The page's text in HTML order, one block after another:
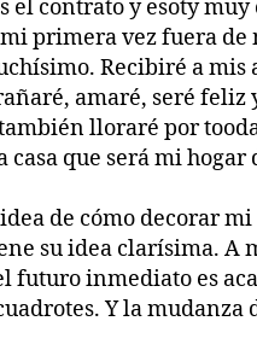
el contrato y esoty muy
primera vez fuera de
Recibiré a mis
amaré, seré feliz
lloraré por
casa que será mi hogar
de cómo decorar
su idea clarísima. A
futuro inmediato es
Y la mudanza